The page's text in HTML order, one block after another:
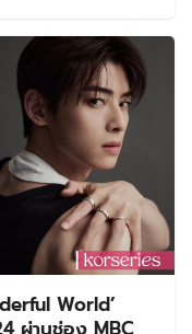
World’